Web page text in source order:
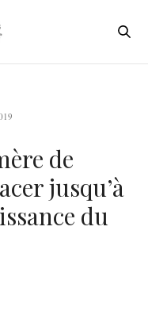
de
jusqu’à
du